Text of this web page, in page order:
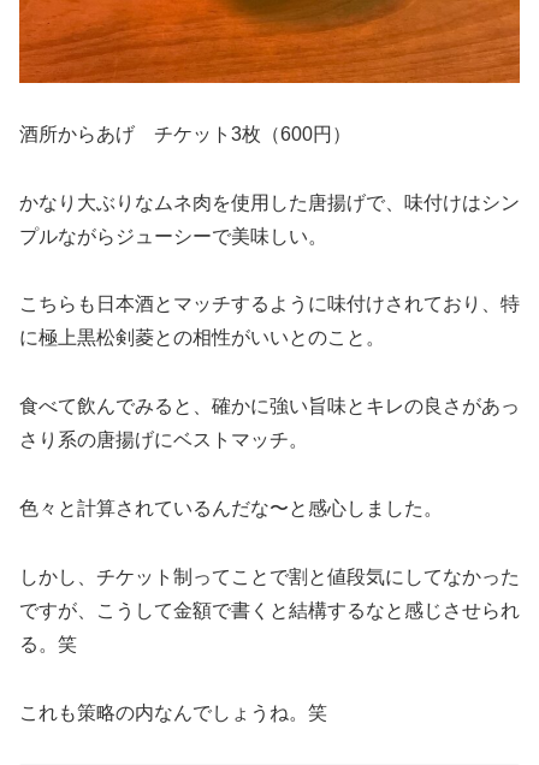
酒所からあげ チケット3枚（600円）
かなり大ぶりなムネ肉を使用した唐揚げで、味付けはシン
プルながらジューシーで美味しい。
こちらも日本酒とマッチするように味付けされており、特
に極上黒松剣菱との相性がいいとのこと。
食べて飲んでみると、確かに強い旨味とキレの良さがあっ
さり系の唐揚げにベストマッチ。
色々と計算されているんだな〜と感心しました。
しかし、チケット制ってことで割と値段気にしてなかった
ですが、こうして金額で書くと結構するなと感じさせられ
る。笑
これも策略の内なんでしょうね。笑